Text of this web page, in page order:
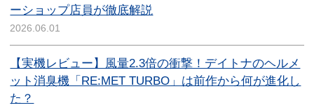
ーショップ店員が徹底解説
2026.06.01
【実機レビュー】風量2.3倍の衝撃！デイトナのヘルメ
ット消臭機「RE:MET TURBO」は前作から何が進化し
た？